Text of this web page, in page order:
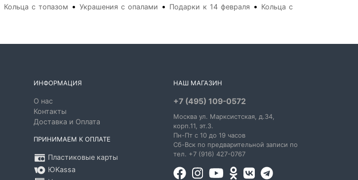
Кольца с топазом • Украшения с опалами • Подарки к 14 февраля • Кольца с
ИНФОРМАЦИЯ
О нас
Контакты
Доставка и Оплата
ПРИНИМАЕМ К ОПЛАТЕ
Пластиковые карты
ЮKassa
НАШ МАГАЗИН
+7 (495) 109-0572
Москва ул. Марксистская, д.34,
корп.11, эт.3.
Пн-Пт c 10 до 19 часов
Сб-Вск по предварительной записи по
тел. +7 (916) 427-0767